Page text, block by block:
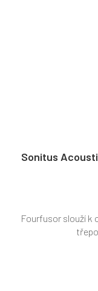
Sonitus
Fourfusor slouží k